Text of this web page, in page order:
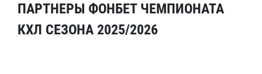
ПАРТНЕРЫ ФОНБЕТ ЧЕМПИОНАТА
КХЛ СЕЗОНА 2025/2026